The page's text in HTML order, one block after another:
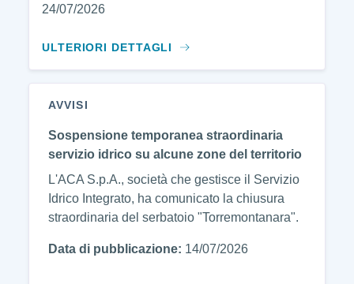
24/07/2026
ULTERIORI DETTAGLI
AVVISI
Sospensione temporanea straordinaria
servizio idrico su alcune zone del territorio
L'ACA S.p.A., società che gestisce il Servizio
Idrico Integrato, ha comunicato la chiusura
straordinaria del serbatoio "Torremontanara".
Data di pubblicazione: 14/07/2026